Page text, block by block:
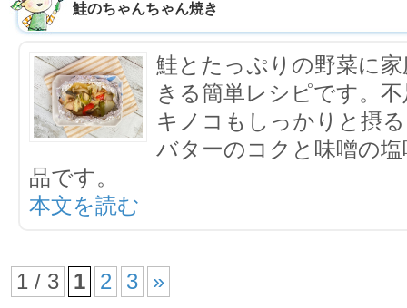
鮭のちゃんちゃん焼き
鮭とたっぷりの野菜に
きる簡単レシピです。
キノコもしっかりと摂
バターのコクと味噌の
品です。
本文を読む
1 / 3 1 2 3 »